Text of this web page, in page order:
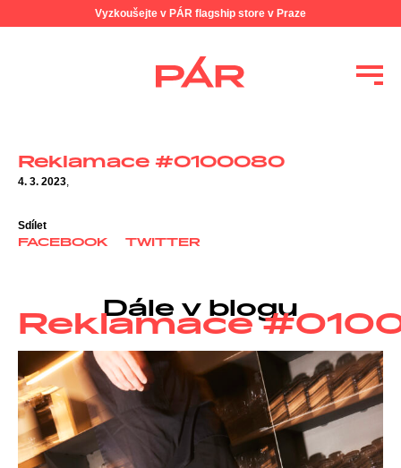
Vyzkoušejte v PÁR flagship store v Praze
Reklamace #0100080
4. 3. 2023,
Sdílet
FACEBOOK TWITTER
Dále v blogu